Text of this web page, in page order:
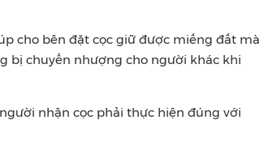
cho bên đặt cọc giữ được miếng đất mà
bị chuyển nhượng cho người khác khi
nhận cọc phải thực hiện đúng với